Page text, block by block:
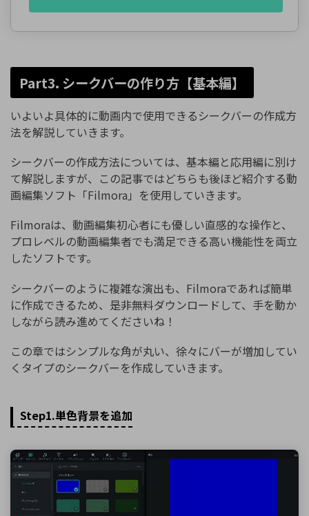
Part3. シークバーの作り方【基本編】
いよいよ具体的に動画内で使用できるシークバーの作成方
法を解説していきます。
シークバーの作成方法については、基本編と応用編に別け
て解説しますが、この記事ではどちらも後ほど紹介する動
画編集ソフト「Filmora」を使用していきます。
Filmoraは、動画編集初心者にも優しい直感的な操作と、
プロレベルの動画編集者でも満足できる高い機能性を両立
したソフトです。
シークバーのように複雑な演出も、Filmoraであれば簡単
に作成できるため、是非無料ダウンロードして、手を動か
しながら読み進めてくださいね！
この章ではシンプルな角が丸い、徐々にバーが増加してい
くタイプのシークバーを作成していきます。
Step1.単色背景を追加